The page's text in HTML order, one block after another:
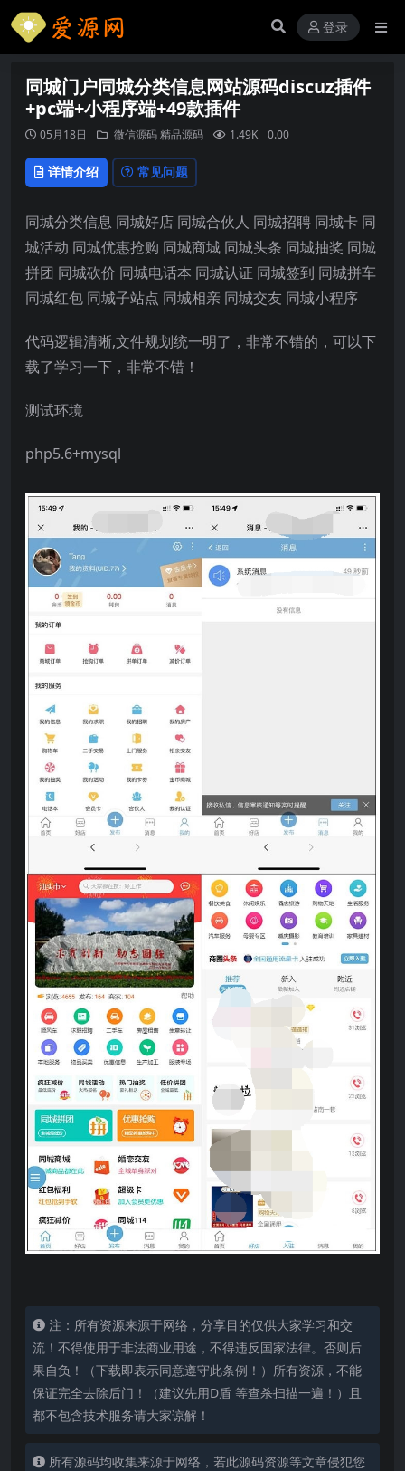
登录
同城门户同城分类信息网站源码discuz插件
+pc端+小程序端+49款插件
05月18日 微信源码精品源码 1.49K 0.00
详情介绍 常见问题
同城分类信息 同城好店 同城合伙人 同城招聘 同城卡 同
城活动 同城优惠抢购 同城商城 同城头条 同城抽奖 同城
拼团 同城砍价 同城电话本 同城认证 同城签到 同城拼车
同城红包 同城子站点 同城相亲 同城交友 同城小程序
代码逻辑清晰,文件规划统一明了，非常不错的，可以下
载了学习一下，非常不错！
测试环境
php5.6+mysql
注：所有资源来源于网络，分享目的仅供大家学习和交
流！不得使用于非法商业用途，不得违反国家法律。否则后
果自负！（下载即表示同意遵守此条例！）所有资源，不能
保证完全去除后门！（建议先用D盾 等查杀扫描一遍！）且
都不包含技术服务请大家谅解！
所有源码均收集来源于网络，若此源码资源等文章侵犯您